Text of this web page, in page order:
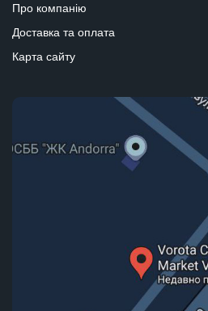
Про компанію
Доставка та оплата
Карта сайту